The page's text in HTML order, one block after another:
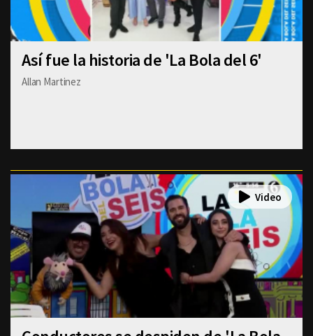
Así fue la historia de 'La Bola del 6'
Allan Martinez